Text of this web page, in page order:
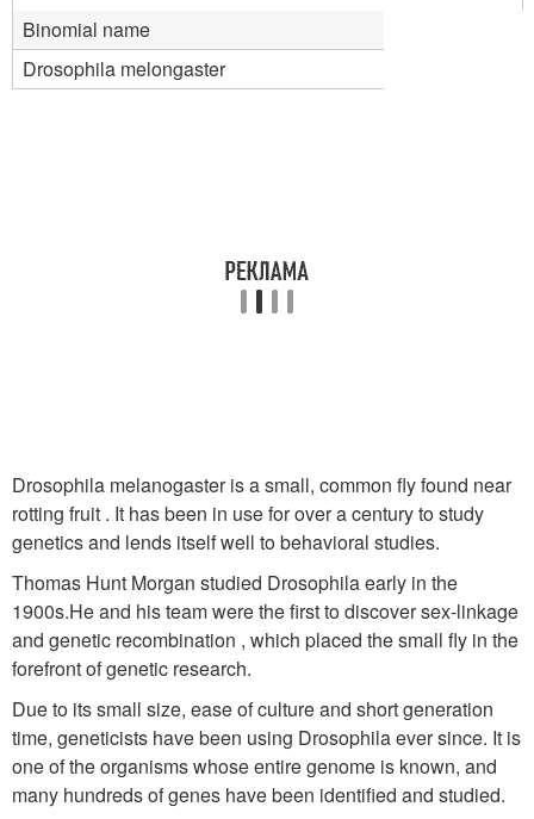
Binomial name
Drosophila melongaster
Drosophila melanogaster is a small, common fly found near
rotting fruit . It has been in use for over a century to study
genetics and lends itself well to behavioral studies.
Thomas Hunt Morgan studied Drosophila early in the
1900s.He and his team were the first to discover sex-linkage
and genetic recombination , which placed the small fly in the
forefront of genetic research.
Due to its small size, ease of culture and short generation
time, geneticists have been using Drosophila ever since. It is
one of the organisms whose entire genome is known, and
many hundreds of genes have been identified and studied.